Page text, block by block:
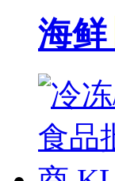
海鲜